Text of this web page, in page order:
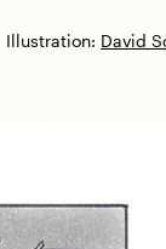
Illustration: David